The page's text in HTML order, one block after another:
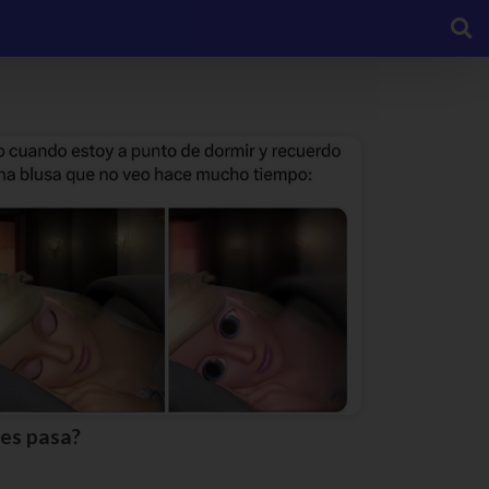
Les pasa?